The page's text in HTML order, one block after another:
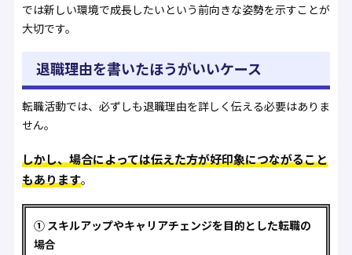
では新しい環境で成長したいという前向きな姿勢を示すことが
大切です。
退職理由を書いたほうがいいケース
転職活動では、必ずしも退職理由を詳しく伝える必要はありま
せん。
しかし、場合によっては伝えた方が好印象につながること
もあります。
① スキルアップやキャリアチェンジを目的とした転職の
場合